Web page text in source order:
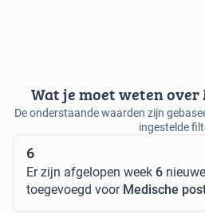
Wat je moet weten over
De onderstaande waarden zijn
ingestelde
6
Er zijn afgelopen week 6
toegevoegd voor Medische